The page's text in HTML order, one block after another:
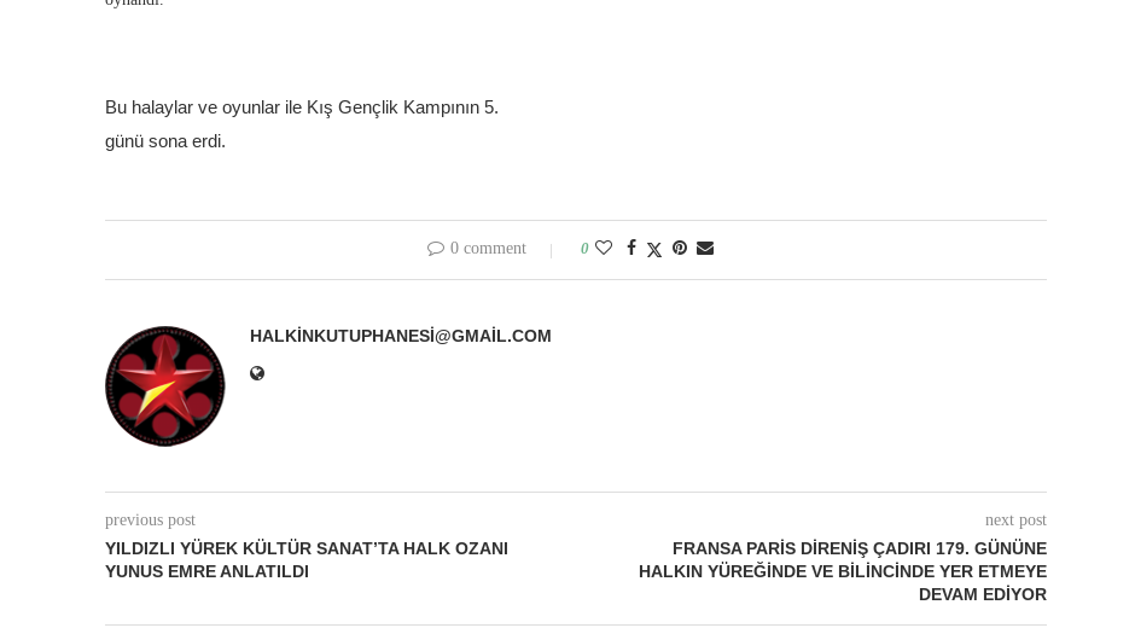
Bu halaylar ve oyunlar ile Kış Gençlik Kampının 5.
günü sona erdi.
0 comment 0
HALKINKUTUPHANESI@GMAIL.COM
previous post
YILDIZLI YÜREK KÜLTÜR SANAT’TA HALK OZANI
YUNUS EMRE ANLATILDI
next post
FRANSA PARIS DIRENIŞ ÇADIRI 179. GÜNÜNE
HALKIN YÜREĞINDE VE BILINCINDE YER ETMEYE
DEVAM EDIYOR